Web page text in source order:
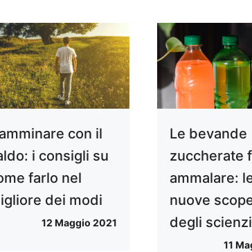
con il
i consigli su
farlo nel
dei modi
12 Maggio 2021
Le bevande
zuccherate
ammalare:
nuove
degli
11